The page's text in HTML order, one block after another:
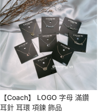
【Coach】 LOGO 字母 滿鑽
耳針 耳環 項鍊 飾品